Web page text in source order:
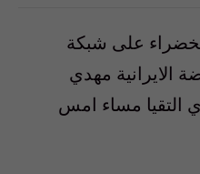
على شبكة
الايرانية مهدي
مساء امس